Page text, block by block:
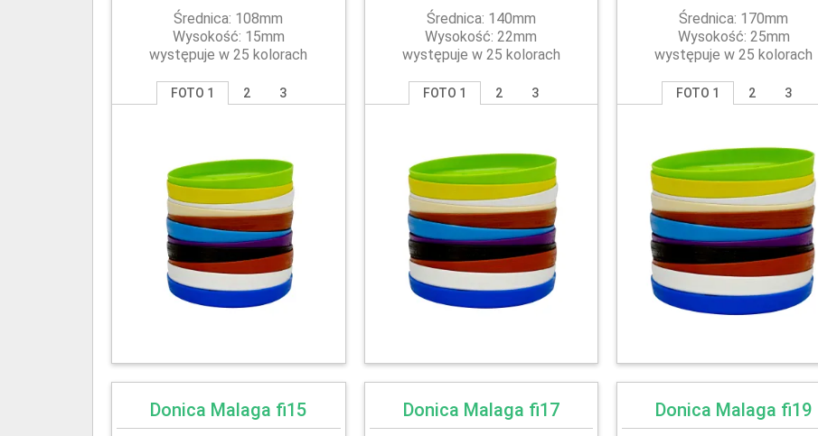
Średnica: 108mm
Wysokość: 15mm
występuje w 25 kolorach
FOTO 1 2 3
Średnica: 140mm
Wysokość: 22mm
występuje w 25 kolorach
FOTO 1 2 3
Średnica: 170mm
Wysokość: 25mm
występuje w 25 kolorach
FOTO 1 2 3
Donica Malaga fi15 Donica Malaga fi17 Donica Malaga fi19